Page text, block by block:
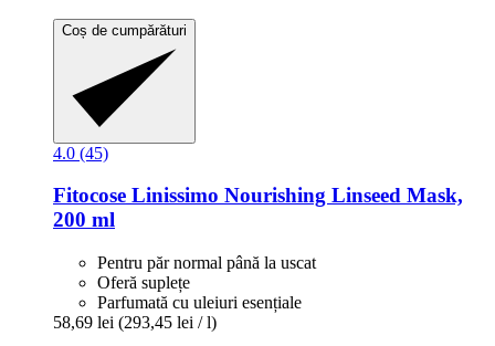
Coș de cumpărături
4.0 (45)
Fitocose Linissimo Nourishing Linseed Mask,
200 ml
Pentru păr normal până la uscat
Oferă suplețe
Parfumată cu uleiuri esențiale
58,69 lei (293,45 lei / l)